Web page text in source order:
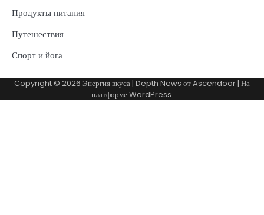
Продукты питания
Путешествия
Спорт и йога
Copyright © 2026 Энергия вкуса | Depth News отAscendoor | На
платформеWordPress.